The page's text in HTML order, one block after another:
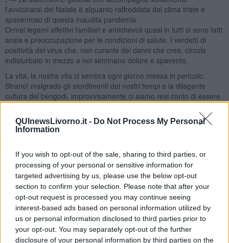
QUInewsLivorno.it - Do Not Process My Personal
Information
If you wish to opt-out of the sale, sharing to third parties, or
processing of your personal or sensitive information for
targeted advertising by us, please use the below opt-out
section to confirm your selection. Please note that after your
opt-out request is processed you may continue seeing
interest-based ads based on personal information utilized by
us or personal information disclosed to third parties prior to
your opt-out. You may separately opt-out of the further
disclosure of your personal information by third parties on the
l'avvicinarsi del Natale è alquanto raffreddata dal clima triste e
spaventoso di questa inaudita pandemia.
Ormai legami affettivi familiari e amichevoli quasi in tutti si sono fatti
ansia e preoccupazione per le condizioni di salute. I verdetti di
positività del virus che, non curante dei danni che crea, circola
indisturbato in mezzo a noi seminano dolore e spavento.
La vita, la nostra vita ci sembra ogni giorno messa in pericolo.
Strano! malgrado gli stordimenti dei nostri tempi e la dilagante
cultura del bengodi, improvvisamente ci siamo resi conto di essere
tutti precari e mortali. Strano! Avevamo dimenticato questo
particolare. Il Covid ce lo ricorda brutalmente.
Fino a poco tempo fa bastava avere i soldi poi di tutto si può fare a
meno, anche di Dio, un intralcio, un intruso nella nostra vita. La
cultura del nulla ora si mostra in tutta la sua evanescenza: incerti i
giorni, insicuri del domani, privati dei consumi, dei viaggi e dei
contatti ci sentiamo smarriti e lo saremo sempre di più se non
accendiamo le luci del Natale. Quello vero senza mistificazione.
Un Natale che propone all'umanità la vera vita. Quella svelata e
offerta da Dio, quello vero. Quello Umano. Quello avvolto nel